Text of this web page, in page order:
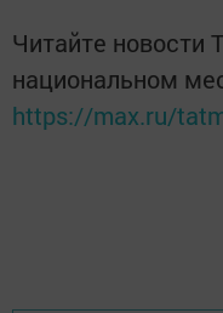
Читайте новости
национальном
https://max.ru/